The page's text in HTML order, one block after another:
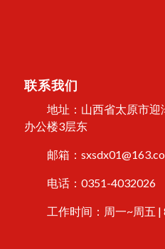
联系我们
地址：山西省太原市
办公楼3层东
邮箱：
电话：0351-4032026
工作时间：周一~周五 |